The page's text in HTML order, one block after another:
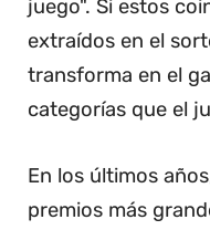
juego". Si estos
extraídos en el
transforma en el
categorías que el
En los últimos
premios más